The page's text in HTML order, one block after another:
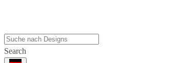
Search